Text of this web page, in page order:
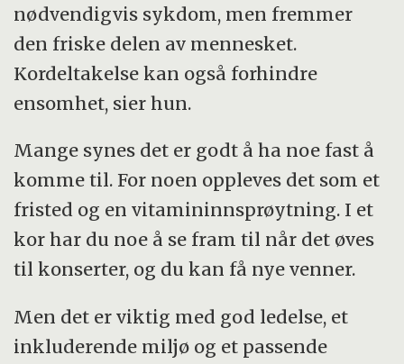
nødvendigvis sykdom, men fremmer
den friske delen av mennesket.
Kordeltakelse kan også forhindre
ensomhet, sier hun.
Mange synes det er godt å ha noe fast å
komme til. For noen oppleves det som et
fristed og en vitamininnsprøytning. I et
kor har du noe å se fram til når det øves
til konserter, og du kan få nye venner.
Men det er viktig med god ledelse, et
inkluderende miljø og et passende